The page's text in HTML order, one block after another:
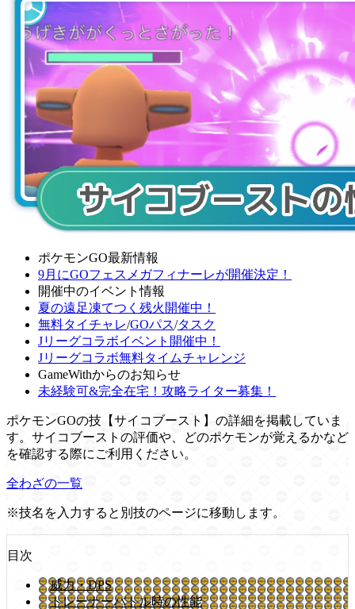
ポケモンGO最新情報
9月にGOフェスメガフィナーレが開催決定！
開催中のイベント情報
夏の遠足凍てつく残火開催中！
無料タイチャレ/GOパス/タスク
Jリーグコラボイベント開催中！
Jリーグコラボ無料タイムチャレンジ
GameWithからのお知らせ
未経験可&完全在宅！攻略ライター募集！
ポケモンGOの技【サイコブースト】の詳細を掲載していま
す。サイコブーストの評価や、どのポケモンが覚えるかなど
を確認する際にご利用ください。
全わざの一覧
※技名を入力すると別技のページに移動します。
目次
威力・DPS
トレーナーバトル時の性能